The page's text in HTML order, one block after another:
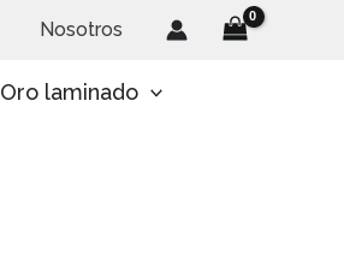
Nosotros
Oro laminado